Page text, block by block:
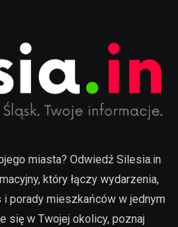
miasta? Odwiedź Silesia.in
który łączy wydarzenia,
i porady mieszkańców w jednym
się w Twojej okolicy, poznaj